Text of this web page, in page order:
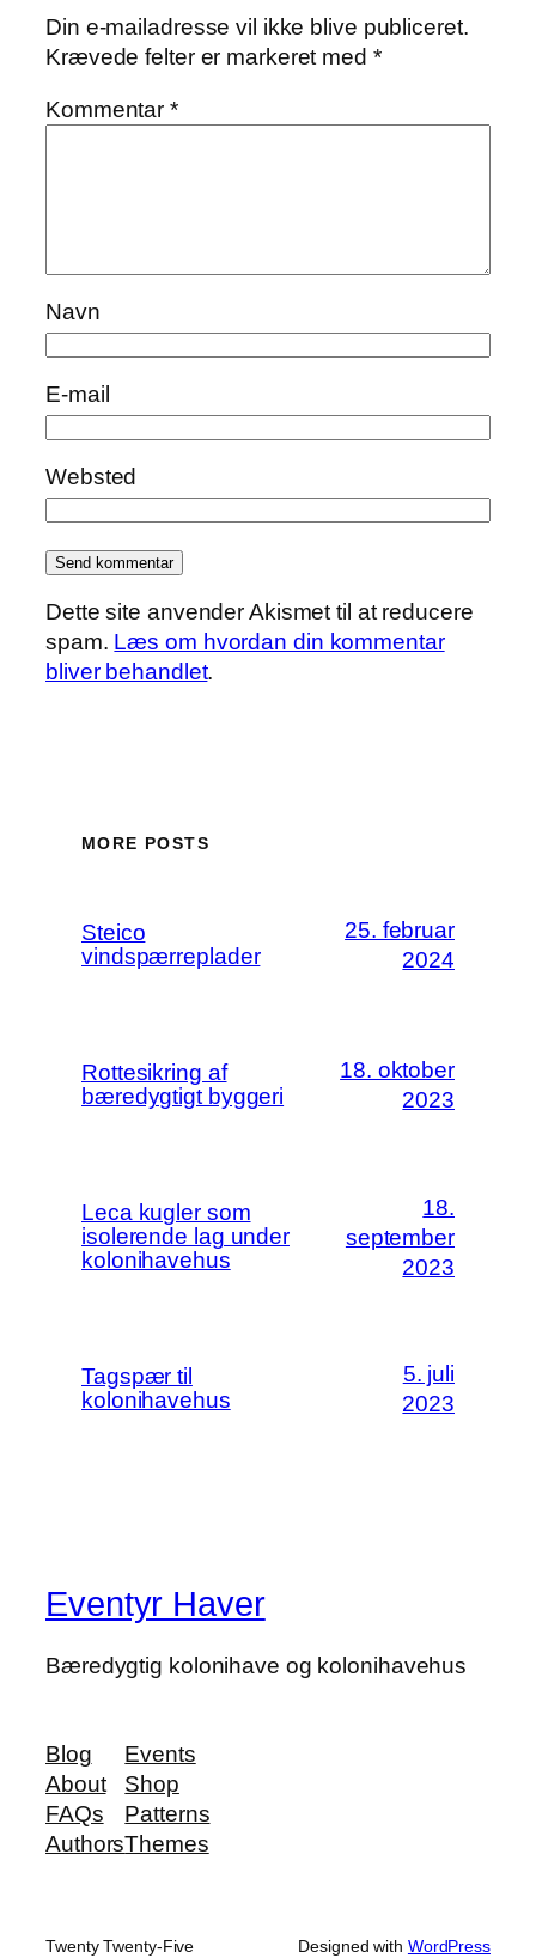
Din e-mailadresse vil ikke blive publiceret.
Krævede felter er markeret med *
Kommentar*
Navn
E-mail
Websted
Dette site anvender Akismet til at reducere
spam. Læs om hvordan din kommentar
bliver behandlet.
MORE POSTS
Steico
vindspærreplader
25. februar
2024
Rottesikring af
bæredygtigt byggeri
18. oktober
2023
Leca kugler som
isolerende lag under
kolonihavehus
18.
september
2023
Tagspær til
kolonihavehus
5. juli
2023
Eventyr Haver
Bæredygtig kolonihave og kolonihavehus
Blog
About
FAQs
Authors
Events
Shop
Patterns
Themes
Twenty Twenty-Five Designed with WordPress